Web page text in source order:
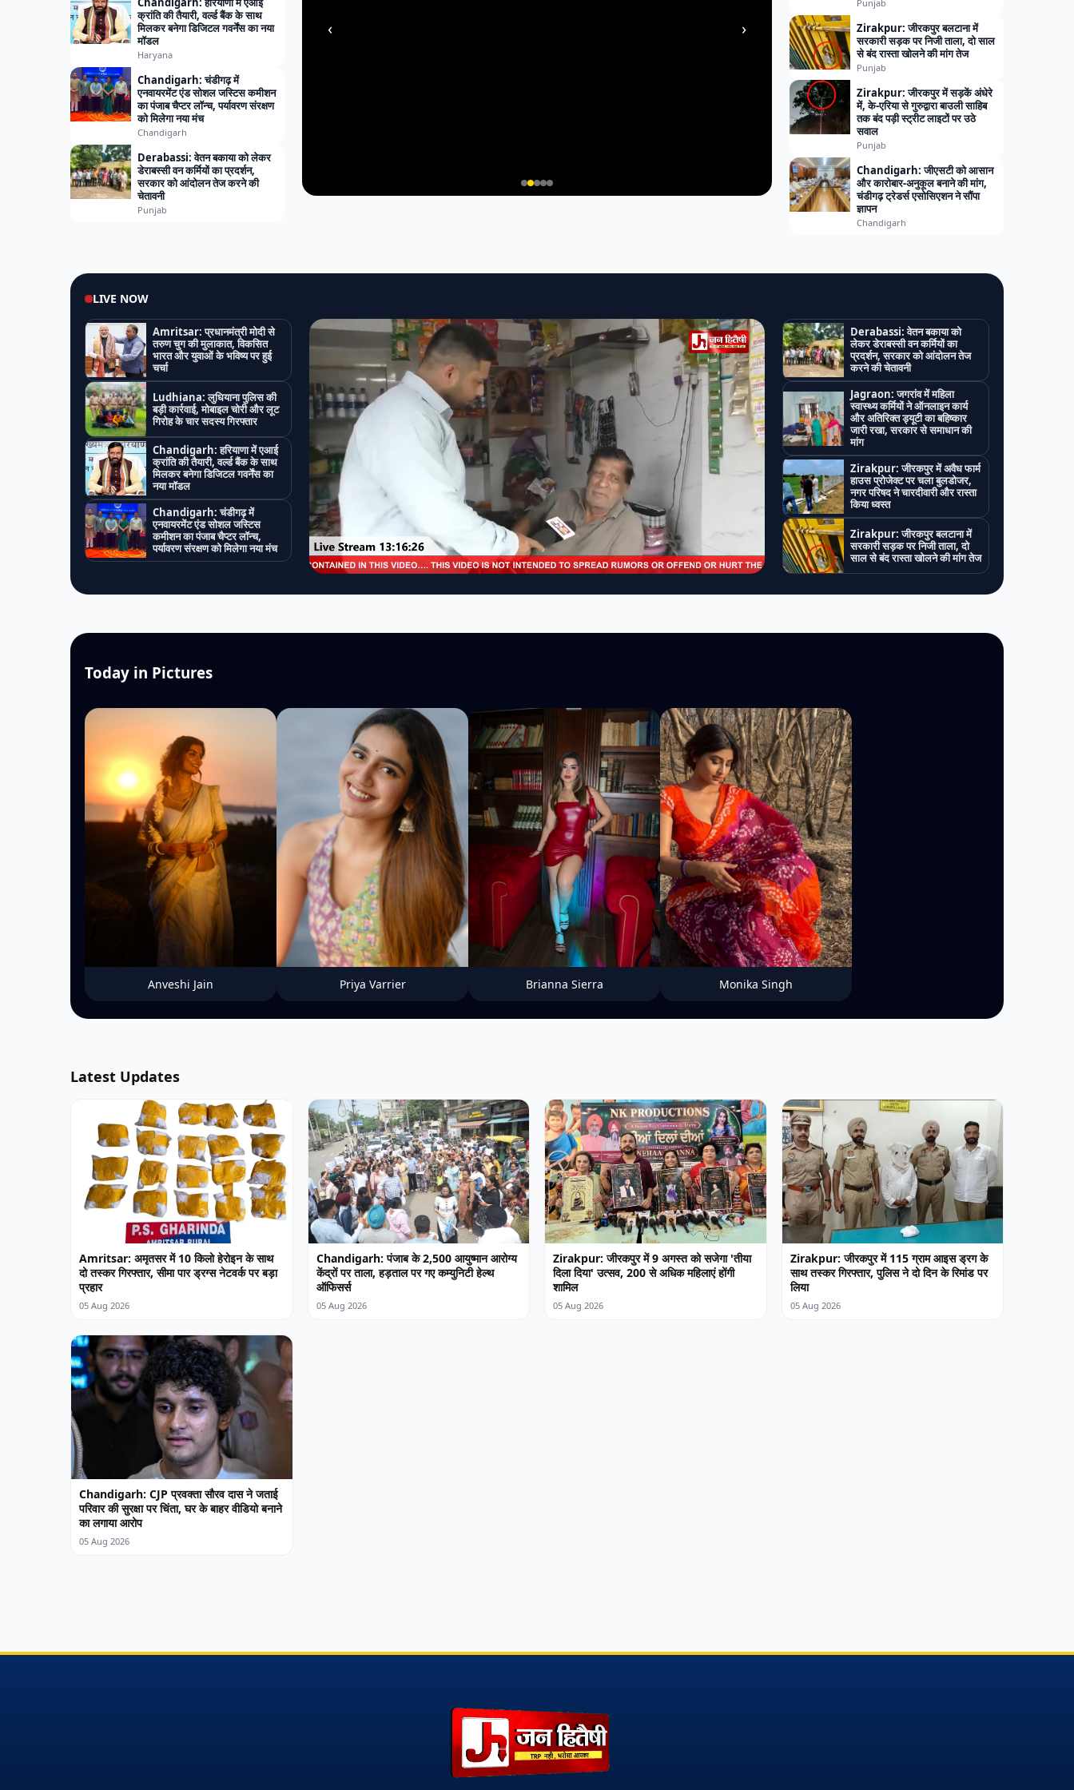
क्रांति की तैयारी, वर्ल्ड बैंक के साथ
मिलकर बनेगा डिजिटल गवर्नेंस का नया
मॉडल
Haryana
Chandigarh: चंडीगढ़ में
एनवायरमेंट एंड सोशल जस्टिस कमीशन
का पंजाब चैप्टर लॉन्च, पर्यावरण संरक्षण
को मिलेगा नया मंच
Chandigarh
Derabassi: वेतन बकाया को लेकर
डेराबस्सी वन कर्मियों का प्रदर्शन,
सरकार को आंदोलन तेज करने की
चेतावनी
Punjab
‹ ›
Punjab
Zirakpur: जीरकपुर बलटाना में
सरकारी सड़क पर निजी ताला, दो साल
से बंद रास्ता खोलने की मांग तेज
Punjab
Zirakpur: जीरकपुर में सड़कें अंधेरे
में, के-एरिया से गुरुद्वारा बाउली साहिब
तक बंद पड़ी स्ट्रीट लाइटों पर उठे
सवाल
Punjab
Chandigarh: जीएसटी को आसान
और कारोबार-अनुकूल बनाने की मांग,
चंडीगढ़ ट्रेडर्स एसोसिएशन ने सौंपा
ज्ञापन
Chandigarh
LIVE NOW
Amritsar: प्रधानमंत्री मोदी से
तरुण चुग की मुलाकात, विकसित
भारत और युवाओं के भविष्य पर हुई
चर्चा
Ludhiana: लुधियाना पुलिस की
बड़ी कार्रवाई, मोबाइल चोरी और लूट
गिरोह के चार सदस्य गिरफ्तार
Chandigarh: हरियाणा में एआई
क्रांति की तैयारी, वर्ल्ड बैंक के साथ
मिलकर बनेगा डिजिटल गवर्नेंस का
नया मॉडल
Chandigarh: चंडीगढ़ में
एनवायरमेंट एंड सोशल जस्टिस
कमीशन का पंजाब चैप्टर लॉन्च,
पर्यावरण संरक्षण को मिलेगा नया मंच
Derabassi: वेतन बकाया को
लेकर डेराबस्सी वन कर्मियों का
प्रदर्शन, सरकार को आंदोलन तेज
करने की चेतावनी
Jagraon: जगरांव में महिला
स्वास्थ्य कर्मियों ने ऑनलाइन कार्य
और अतिरिक्त ड्यूटी का बहिष्कार
जारी रखा, सरकार से समाधान की
मांग
Zirakpur: जीरकपुर में अवैध फार्म
हाउस प्रोजेक्ट पर चला बुलडोजर,
नगर परिषद ने चारदीवारी और रास्ता
किया ध्वस्त
Zirakpur: जीरकपुर बलटाना में
सरकारी सड़क पर निजी ताला, दो
साल से बंद रास्ता खोलने की मांग तेज
Today in Pictures
Anveshi Jain Priya Varrier Brianna Sierra Monika Singh
Latest Updates
Amritsar: अमृतसर में 10 किलो हेरोइन के साथ
दो तस्कर गिरफ्तार, सीमा पार ड्रग्स नेटवर्क पर बड़ा
प्रहार
05 Aug 2026
Chandigarh: पंजाब के 2,500 आयुष्मान आरोग्य
केंद्रों पर ताला, हड़ताल पर गए कम्युनिटी हेल्थ
ऑफिसर्स
05 Aug 2026
Zirakpur: जीरकपुर में 9 अगस्त को सजेगा 'तीया
दिला दिया' उत्सव, 200 से अधिक महिलाएं होंगी
शामिल
05 Aug 2026
Zirakpur: जीरकपुर में 115 ग्राम आइस ड्रग के
साथ तस्कर गिरफ्तार, पुलिस ने दो दिन के रिमांड पर
लिया
05 Aug 2026
Chandigarh: CJP प्रवक्ता सौरव दास ने जताई
परिवार की सुरक्षा पर चिंता, घर के बाहर वीडियो बनाने
का लगाया आरोप
05 Aug 2026